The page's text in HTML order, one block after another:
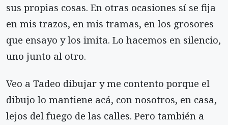
sus propias cosas. En otras ocasiones sí se fija
en mis trazos, en mis tramas, en los grosores
que ensayo y los imita. Lo hacemos en silencio,
uno junto al otro.
Veo a Tadeo dibujar y me contento porque el
dibujo lo mantiene acá, con nosotros, en casa,
lejos del fuego de las calles. Pero también a